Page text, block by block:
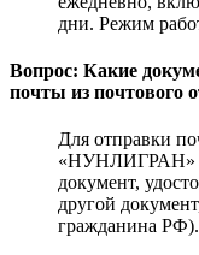
дни. Режим
Вопрос: Какие
почты из
Для отправки
«НУНЛИГРАН»
документ,
другой
гражданина РФ).